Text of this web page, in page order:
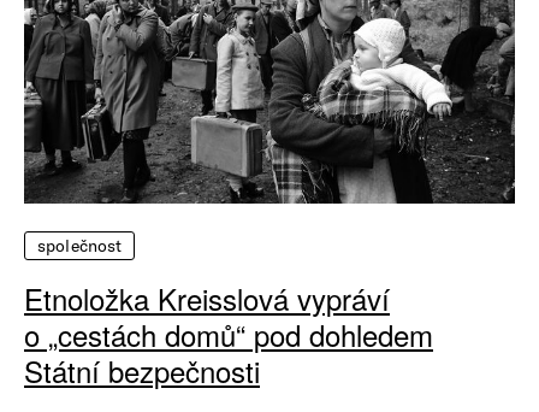
společnost
Etnoložka Kreisslová vypráví
o „cestách domů“ pod dohledem
Státní bezpečnosti